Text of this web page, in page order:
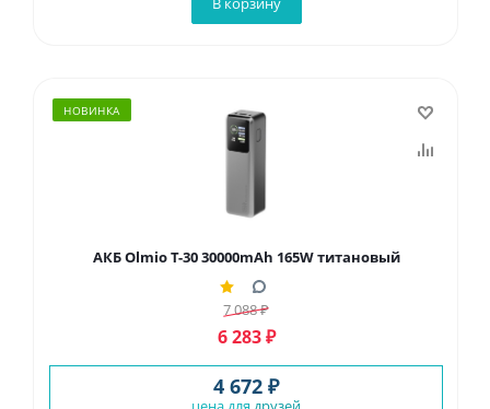
НОВИНКА
АКБ Olmio T-30 30000mAh 165W титановый
7 088₽
6 283₽
4 672 ₽